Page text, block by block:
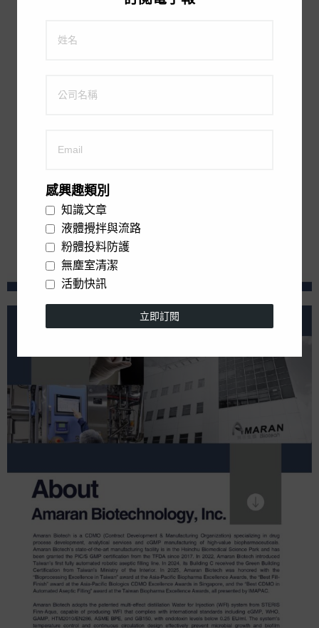
感興趣類別
知識文章
液體攪拌與流路
粉體投料防護
無塵室清潔
活動快訊
立即訂閱